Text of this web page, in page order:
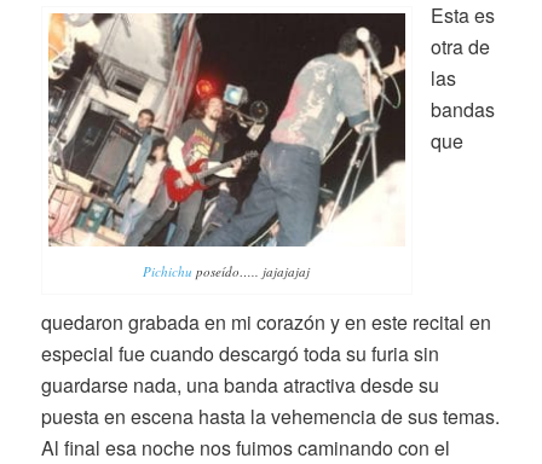
Pichichu poseído….. jajajajaj
Esta es
otra de
las
bandas
que
quedaron grabada en mi corazón y en este recital en
especial fue cuando descargó toda su furia sin
guardarse nada, una banda atractiva desde su
puesta en escena hasta la vehemencia de sus temas.
Al final esa noche nos fuimos caminando con el